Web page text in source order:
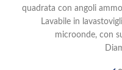
quadrata con angoli
Lavabile in
microonde, con